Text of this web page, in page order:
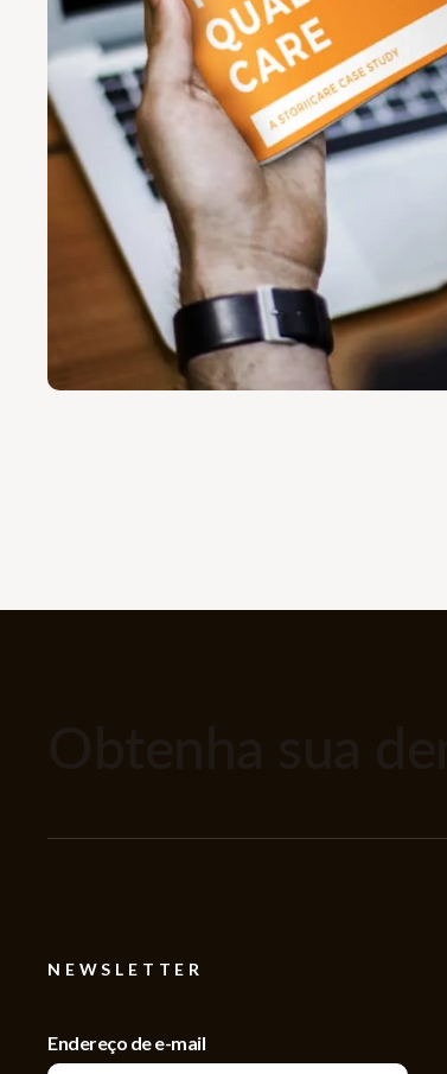
NEWSLETTER
Endereço de e-mail